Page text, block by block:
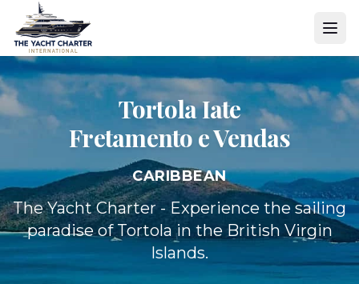
Tortola Iate
Fretamento e Vendas
CARIBBEAN
The Yacht Charter - Experience the sailing
paradise of Tortola in the British Virgin
Islands.